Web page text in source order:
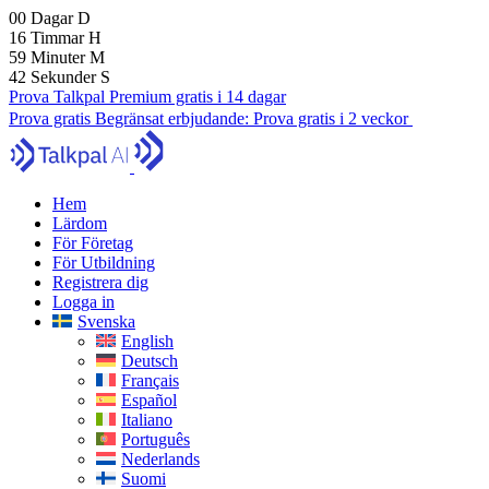
00 DagarD
16 TimmarH
59 MinuterM
40 Sekunder S
Prova Talkpal Premium gratis i 14 dagar
Prova gratis Begränsat erbjudande: Prova gratis i 2 veckor
Hem
Lärdom
För Företag
För Utbildning
Registrera dig
Logga in
Svenska
English
Deutsch
Français
Español
Italiano
Português
Nederlands
Suomi